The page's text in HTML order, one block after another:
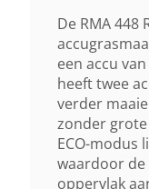
De RMA 448
een accu
heeft twee
verder
zonder
ECO-modus
waardoor
oppervlak
Maaihuis
Kunststof
Ja